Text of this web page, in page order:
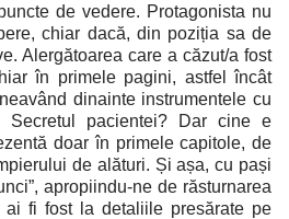
de vedere. Protagonista nu
chiar dacă, din poziția sa de
Alergătoarea care a căzut/a fost
în primele pagini, astfel încât
dinainte instrumentele cu
Secretul pacientei? Dar cine e
doar în primele capitole, de
de alături. Și așa, cu pași
apropiindu-ne de răsturnarea
fi fost la detaliile presărate pe